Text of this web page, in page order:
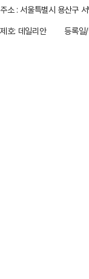
주소 : 서울특별시 용산구
제호: 데일리안
등록